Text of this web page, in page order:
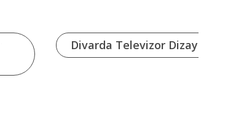
Divarda Televizor Dizayni